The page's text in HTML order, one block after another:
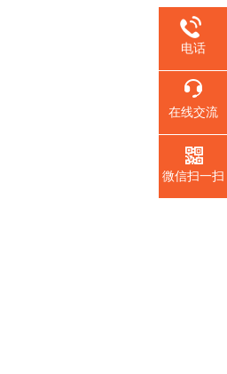
电话
在线交流
微信扫一扫